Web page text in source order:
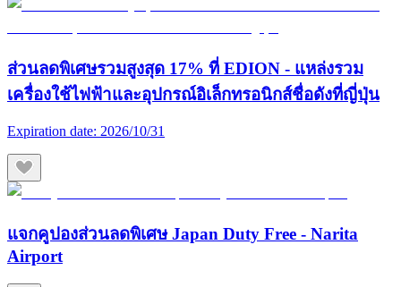
ส่วนลดพิเศษรวมสูงสุด 17% ที่ EDION - แหล่งรวม
เครื่องใช้ไฟฟ้าและอุปกรณ์อิเล็กทรอนิกส์ชื่อดังที่ญี่ปุ่น
Expiration date: 2026/10/31
แจกคูปองส่วนลดพิเศษ Japan Duty Free - Narita
Airport